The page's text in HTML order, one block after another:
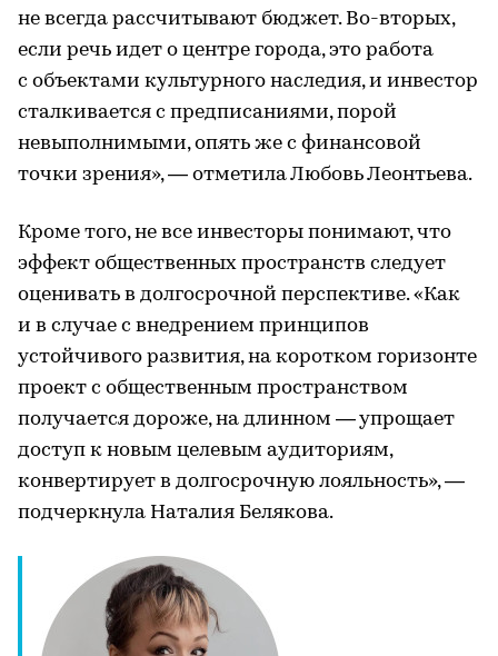
не всегда рассчитывают бюджет. Во-вторых,
если речь идет о центре города, это работа
с объектами культурного наследия, и инвестор
сталкивается с предписаниями, порой
невыполнимыми, опять же с финансовой
точки зрения», — отметила Любовь Леонтьева.
Кроме того, не все инвесторы понимают, что
эффект общественных пространств следует
оценивать в долгосрочной перспективе. «Как
и в случае с внедрением принципов
устойчивого развития, на коротком горизонте
проект с общественным пространством
получается дороже, на длинном — упрощает
доступ к новым целевым аудиториям,
конвертирует в долгосрочную лояльность», —
подчеркнула Наталия Белякова.